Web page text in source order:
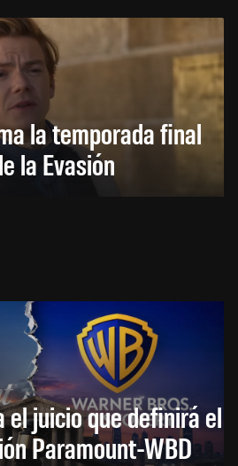
la temporada final
la Evasión
el juicio que definirá el
Paramount-WBD